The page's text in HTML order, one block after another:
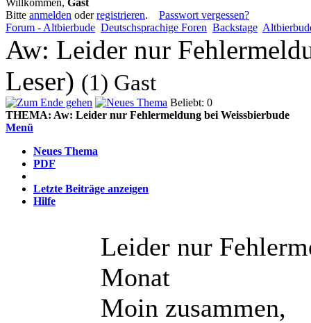
Willkommen, Gast
Bitte anmelden oderregistrieren. Passwort vergessen?
Forum - Altbierbude Deutschsprachige Foren Backstage
Aw: Leider nur
Leser) (1) Gast
Beliebt: 0
THEMA: Aw: Leider nur Fehlermeldung bei Weissbierbude
Menü
Neues Thema
PDF
Letzte Beiträge anzeigen
Hilfe
Leider nur
Monat
Moin zusammen,